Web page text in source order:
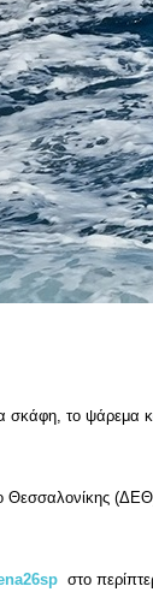
το ψάρεμα
Θεσσαλονίκης
στο